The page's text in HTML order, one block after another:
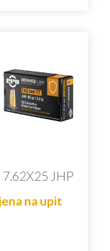
7.62X25 JHP
na upit